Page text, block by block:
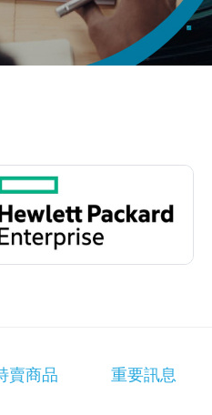
賣商品 重要訊息